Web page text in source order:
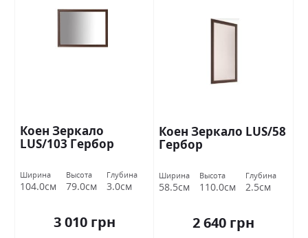
Коен Зеркало
LUS/103 Гербор
Ширина
104.0см
Высота
79.0см
Глубина
3.0см
3 010 грн
Коен Зеркало LUS/58
Гербор
Ширина
58.5см
Высота
110.0см
Глубина
2.5см
2 640 грн